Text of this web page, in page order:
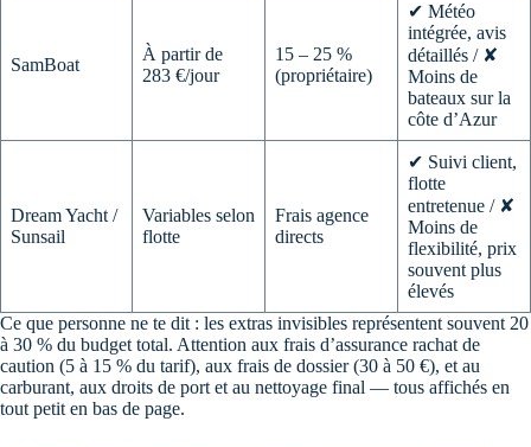
SamBoat
À partir de
283 €/jour
15 – 25 %
(propriétaire)
✔ Météo
intégrée, avis
détaillés / ✘
Moins de
bateaux sur la
côte d’Azur
Dream Yacht /
Sunsail
Variables selon
flotte
Frais agence
directs
✔ Suivi client,
flotte
entretenue / ✘
Moins de
flexibilité, prix
souvent plus
élevés
Ce que personne ne te dit : les extras invisibles représentent souvent 20
à 30 % du budget total. Attention aux frais d’assurance rachat de
caution (5 à 15 % du tarif), aux frais de dossier (30 à 50 €), et au
carburant, aux droits de port et au nettoyage final — tous affichés en
tout petit en bas de page.